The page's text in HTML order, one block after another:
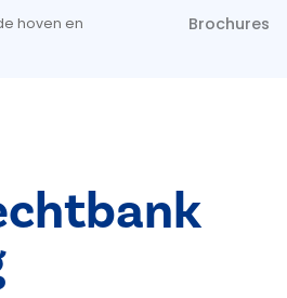
gaan
hoven en
Brochures